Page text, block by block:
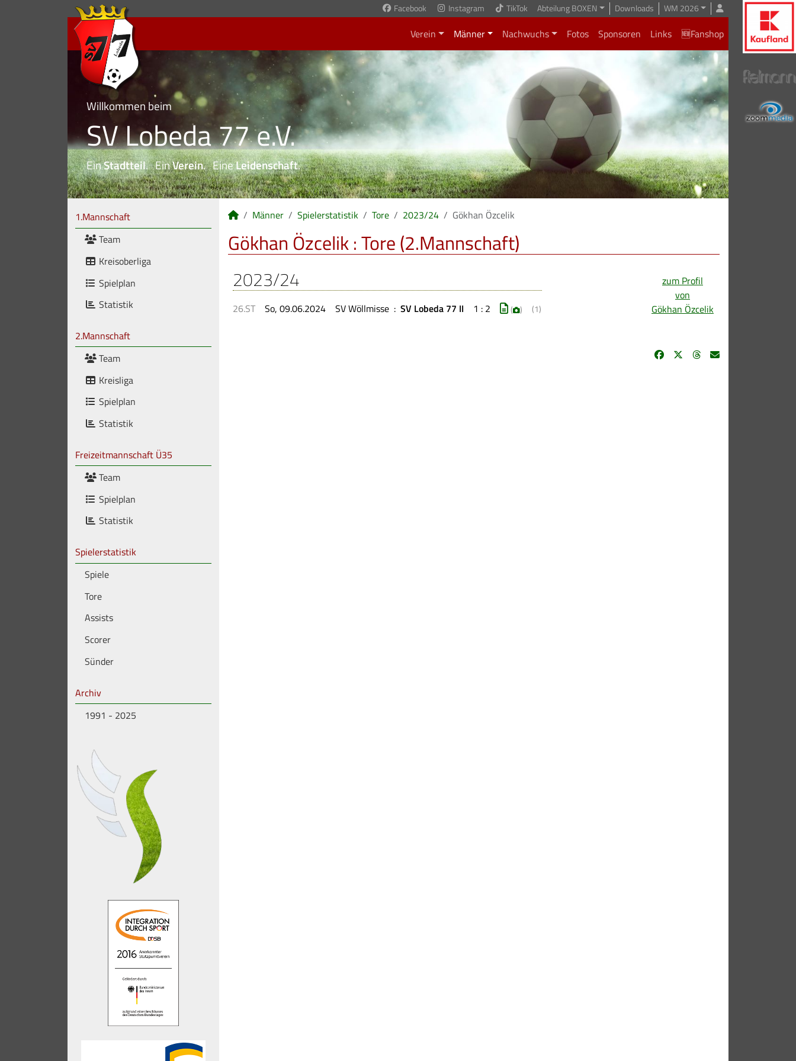
Facebook Instagram TikTok Abteilung BOXEN Downloads WM 2026
Verein Männer Nachwuchs Fotos Sponsoren Links 🆕Fanshop
Willkommen beim
SV Lobeda 77 e.V.
EinStadtteil. EinVerein. EineLeidenschaft.
1.Mannschaft
Team
Kreisoberliga
Spielplan
Statistik
2.Mannschaft
Team
Kreisliga
Spielplan
Statistik
Freizeitmannschaft Ü35
Team
Spielplan
Statistik
Spielerstatistik
Spiele
Tore
Assists
Scorer
Sünder
Archiv
1991 - 2025
Männer Spielerstatistik Tore 2023/24 Gökhan Özcelik
Gökhan Özcelik : Tore (2.Mannschaft)
zum Profil
von
Gökhan Özcelik
2023/24
26.ST So, 09.06.2024 SV Wöllmisse : SV Lobeda 77 II 1 : 2 ( ) (1)